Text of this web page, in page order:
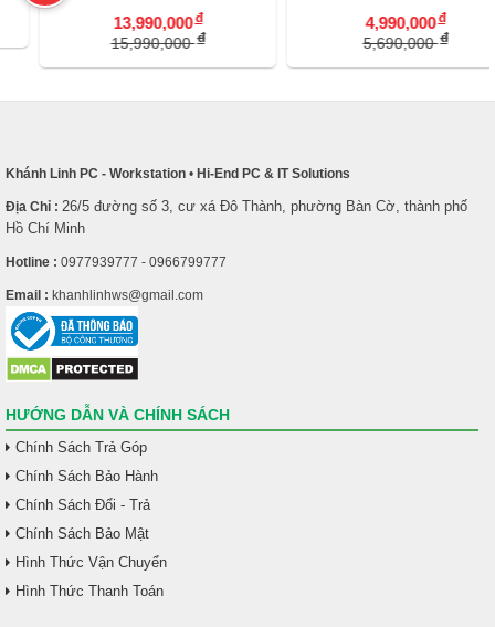
13,990,000đ
15,990,000đ
4,990,000đ
5,690,000đ
Khánh Linh PC - Workstation • Hi-End PC & IT Solutions
Địa Chỉ : 26/5 đường số 3, cư xá Đô Thành, phường Bàn Cờ, thành phố
Hồ Chí Minh
Hotline : 0977939777 - 0966799777
Email : khanhlinhws@gmail.com
HƯỚNG DẪN VÀ CHÍNH SÁCH
Chính Sách Trả Góp
Chính Sách Bảo Hành
Chính Sách Đổi - Trả
Chính Sách Bảo Mật
Hình Thức Vận Chuyển
Hình Thức Thanh Toán